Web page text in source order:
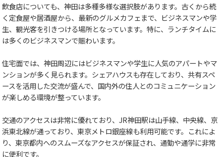
飲食店についても、神田は多種多様な選択肢があります。古くから続
く定食屋や居酒屋から、最新のグルメカフェまで、ビジネスマンや学
生、観光客を引きつける場所となっています。特に、ランチタイムに
は多くのビジネスマンで賑わいます。
住宅面では、神田周辺にはビジネスマンや学生に人気のアパートやマ
ンションが多く見られます。シェアハウスも存在しており、共有スペ
ースを活用した交流が盛んで、国内外の住人とのコミュニケーション
が楽しめる環境が整っています。
交通のアクセスは非常に優れており、JR神田駅は山手線、中央線、京
浜東北線が通っており、東京メトロ銀座線も利用可能です。これによ
り、東京都内へのスムーズなアクセスが保証され、通勤や通学に非常
に便利です。